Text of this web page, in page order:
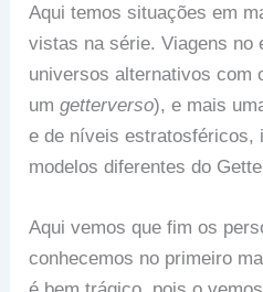
Aqui temos situações em
vistas na série. Viagens no
universos alternativos com
um getterverso), e mais
e de níveis estratosféricos,
modelos diferentes do
Aqui vemos que fim os
conhecemos no primeiro